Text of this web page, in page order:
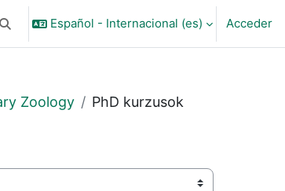
Selector de búsqueda de entrada
Español - Internacional ‎(es)‎ Acceder
Zoology PhD kurzusok